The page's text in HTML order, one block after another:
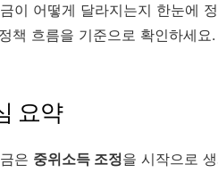
이 어떻게 달라지는지 한눈에 정
책 흐름을 기준으로 확인하세요.
요약
은 중위소득 조정을 시작으로 생